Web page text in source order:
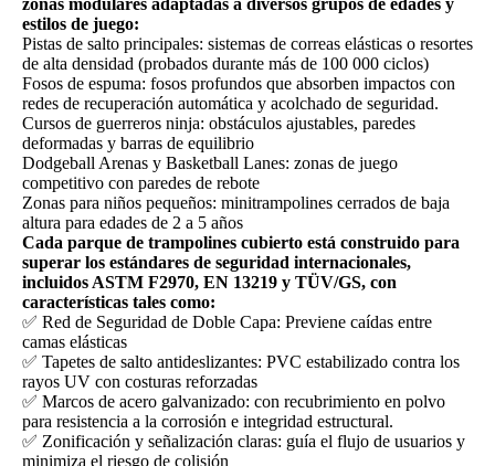
estilos de juego:
Pistas de salto principales: sistemas de correas elásticas o resortes
de alta densidad (probados durante más de 100 000 ciclos)
Fosos de espuma: fosos profundos que absorben impactos con
redes de recuperación automática y acolchado de seguridad.
Cursos de guerreros ninja: obstáculos ajustables, paredes
deformadas y barras de equilibrio
Dodgeball Arenas y Basketball Lanes: zonas de juego
competitivo con paredes de rebote
Zonas para niños pequeños: minitrampolines cerrados de baja
altura para edades de 2 a 5 años
Cada parque de trampolines cubierto está construido para
superar los estándares de seguridad internacionales,
incluidos ASTM F2970, EN 13219 y TÜV/GS, con
características tales como:
✅ Red de Seguridad de Doble Capa: Previene caídas entre
camas elásticas
✅ Tapetes de salto antideslizantes: PVC estabilizado contra los
rayos UV con costuras reforzadas
✅ Marcos de acero galvanizado: con recubrimiento en polvo
para resistencia a la corrosión e integridad estructural.
✅ Zonificación y señalización claras: guía el flujo de usuarios y
minimiza el riesgo de colisión